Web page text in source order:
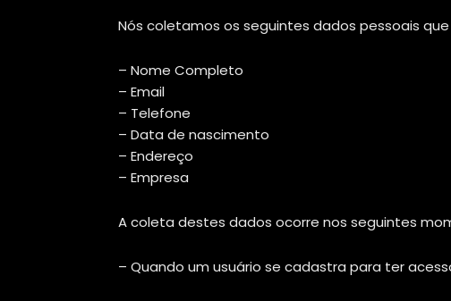
Nós coletamos os seguintes dados pessoais
– Nome Completo
– Email
– Telefone
– Data de nascimento
– Endereço
– Empresa
A coleta destes dados ocorre nos seguintes
– Quando um usuário se cadastra para ter